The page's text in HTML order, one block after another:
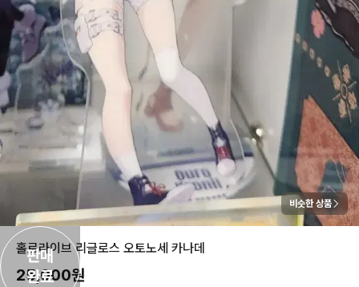
판매
완료
비슷한 상품
홀로라이브 리글로스 오토노세 카나데
25,000원